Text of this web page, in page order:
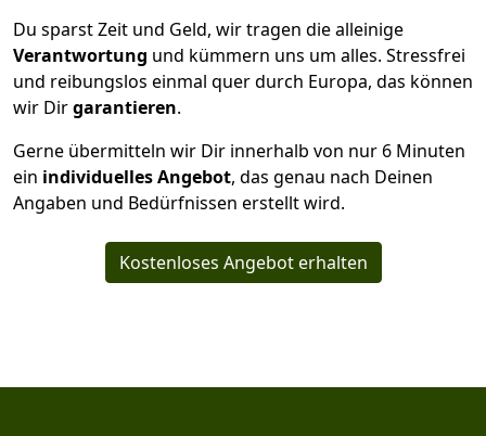
Du sparst Zeit und Geld, wir tragen die alleinige
Verantwortung und kümmern uns um alles. Stressfrei
und reibungslos einmal quer durch Europa, das können
wir Dirgarantieren.
Gerne übermitteln wir Dir innerhalb von nur 6 Minuten
ein individuelles Angebot, das genau nach Deinen
Angaben und Bedürfnissen erstellt wird.
Kostenloses Angebot erhalten